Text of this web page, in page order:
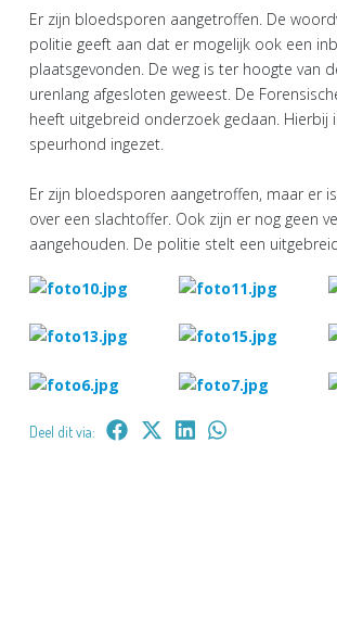
Er zijn bloedsporen aangetroffen. De
politie geeft aan dat er mogelijk ook een
plaatsgevonden. De weg is ter hoogte van
urenlang afgesloten geweest. De
heeft uitgebreid onderzoek gedaan. Hierbij
speurhond ingezet.
Er zijn bloedsporen aangetroffen, maar er
over een slachtoffer. Ook zijn er nog geen
aangehouden. De politie stelt een
Deel dit via: